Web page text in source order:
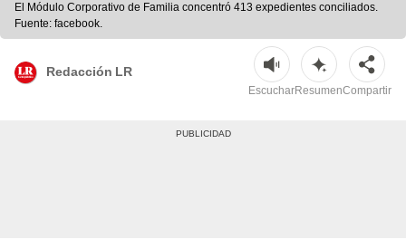
El Módulo Corporativo de Familia concentró 413 expedientes conciliados.
Fuente: facebook.
Redacción LR
EscucharResumenCompartir